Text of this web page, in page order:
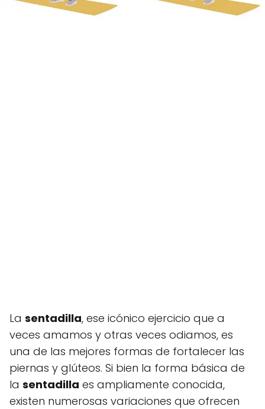
La sentadilla, ese icónico ejercicio que a
veces amamos y otras veces odiamos, es
una de las mejores formas de fortalecer las
piernas y glúteos. Si bien la forma básica de
la sentadilla es ampliamente conocida,
existen numerosas variaciones que ofrecen